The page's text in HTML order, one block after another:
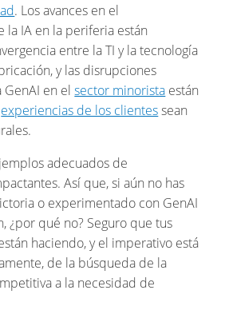
. Los avances en el
la IA en la periferia están
entre la TI y la tecnología
y las disrupciones
GenAI en elsector minorista están
experiencias de los clientessean
adecuados de
Así que, si aún no has
o experimentado con GenAI
¿por qué no? Seguro que tus
haciendo, y el imperativo está
de la búsqueda de la
a la necesidad de